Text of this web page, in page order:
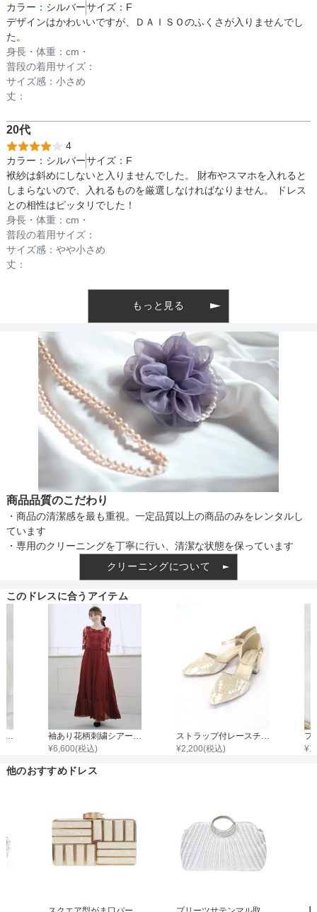
ファスナー
骨格タイプ
カラー： シルバーサイズ： F
デザインはかわいいですが、ＤＡＩＳＯのふくさが入りませんでし
た。
身長・体重： cm・
普段の着用サイズ：
サイズ感： 小さめ
丈：
20代
4
カラー： シルバーサイズ： F
袱紗は斜めにしないと入りませんでした。 財布やスマホを入れると
しまらないので、入れるものを厳選しなければなりません。 ドレス
との相性はピッタリでした！
身長・体重： cm・
普段の着用サイズ：
サイズ感： やや小さめ
丈：
もっと見る
商品品質のこだわり
・商品の清潔感を最も重視。一定品質以上の商品のみをレンタルし
ています
・専用のクリーニングを丁寧に行い、清潔な状態を保っています
クリーニングについて
このドレスに合うアイテム
¥6,600(税込)
¥2,200(税込) ¥
他のおすすめドレス